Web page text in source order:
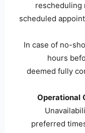
rescheduling
scheduled
• In case of no-
hours
deemed fully
•
preferred